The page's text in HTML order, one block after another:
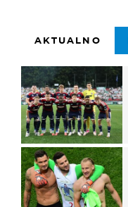
AKTUALNO